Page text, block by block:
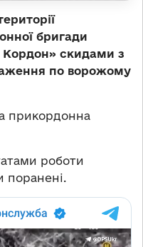
бригади
Кордон» скидами з
по ворожому
прикордонна
роботи
поранені.